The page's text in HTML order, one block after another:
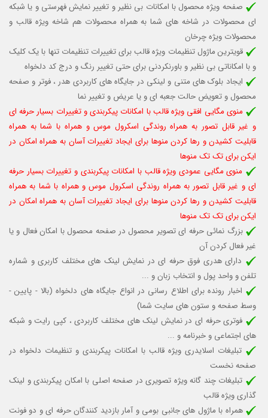
صفحه ویژه محصول با امکانات بی نظیر و تغییر نمایش فهرستی و یا شبکه
ای محصولات در شاخه های شما به همراه محصولات هم شاخه ویژه قالب و
محصولات ویژه چرخان
قویترین ماژول تنظیمات ویژه قالب برای تغییرات تنظیمات تنها با یک کلیک
و با امکاناتی بی نظیر و باورنکردنی برای حتی تغییر رنگ و درج کد دلخواه
ایجاد بلوک های متنی و لینکی در جایگاه های کاربردی هدر ، فوتر و صفحه
محصول و تعویض حالت جعبه ای و یا عریض و تغییر نما
منوی مگایی افقی ویژه قالب با امکانات پیکربندی و تغییرات بسیار حرفه ای
و غیر قابل تصور به همراه روندگی اسکرول موس و همراه با شما به همراه
قابلیت کشیدن و رها کردن منوها برای ایجاد تغییرات آسان به همراه امکان در
ایکن برای تک تک منوها
منوی مگایی عمودی ویژه قالب با امکانات پیکربندی و تغییرات بسیار حرفه
ای و غیر قابل تصور به همراه روندگی اسکرول موس و همراه با شما به همراه
قابلیت کشیدن و رها کردن منوها برای ایجاد تغییرات آسان به همراه امکان در
ایکن برای تک تک منوها
بزرگ نمائی حرفه ای تصویر محصول در صفحه محصول با امکان فعال و یا
غیر فعال کردن آن
دارای هدری فوق حرفه ای در نمایش لینک های مختلف کاربری و شماره
تلفن و واحد پول و انتخاب زبان و ...
اخبار رونده برای اطلاع رسانی در انواع جایگاه های دلخواه (بالا - پایین -
وسط صفحه و ستون های سایت شما)
فوتری حرفه ای در نمایش لینک های مختلف کاربردی ، کپی رایت و شبکه
های اجتماعی و خبرنامه و ...
تبلیغات اسلایدری ویژه قالب با امکانات پیکربندی و تنظیمات دلخواه در
صفحه نخست
تبلیغات چند گانه ویژه تصویری در صفحه اصلی با امکان پیکربندی و لینک
گذاری ویژه قالب
همراه با ماژول های جانبی بومی و آمار بازدید کنندگان حرفه ای و دو فونت